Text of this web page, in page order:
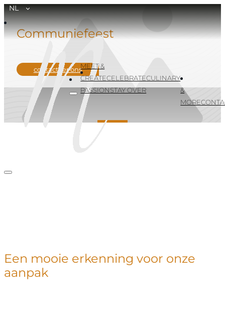
NL
MEET &
CREATECELEBRATECULINARY
PASSIONSTAY OVER
&
MORE
Communiefeest
contacteer ons
Een mooie erkenning voor onze
aanpak